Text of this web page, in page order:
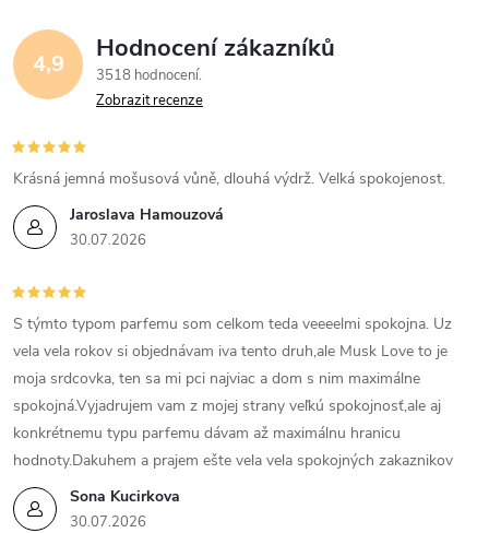
4,9 Hodnocení zákazníků
3518 hodnocení
Zobrazit recenze
Jaroslava Hamouzová
30.07.2026
Krásná jemná mošusová vůně, dlouhá výdrž. Velká spokojenost.
Sona Kucirkova
30.07.2026
S týmto typom parfemu som celkom teda veeeelmi spokojna. Uz
vela vela rokov si objednávam iva tento druh,ale Musk Love to je
moja srdcovka, ten sa mi pci najviac a dom s nim maximálne
spokojná.Vyjadrujem vam z mojej strany veľkú spokojnosť,ale aj
konkrétnemu typu parfemu dávam až maximálnu hranicu
hodnoty.Dakuhem a prajem ešte vela vela spokojných zakaznikov